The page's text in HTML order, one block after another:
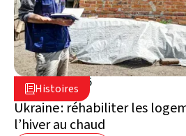
 Histoires
21 août 2025
Ukraine
Ukraine : réhabiliter les
l’hiver au chaud